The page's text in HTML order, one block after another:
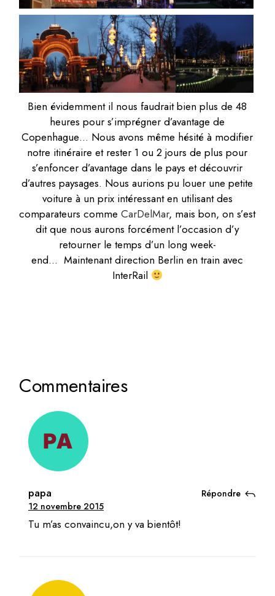
Bien évidemment il nous faudrait bien plus de 48
heures pour s’imprégner d’avantage de
Copenhague… Nous avons même hésité à modifier
notre itinéraire et rester 1 ou 2 jours de plus pour
s’enfoncer d’avantage dans le pays et découvrir
d’autres paysages. Nous aurions pu louer une petite
voiture à un prix intéressant en utilisant des
comparateurs commeCarDelMar, mais bon, on s’est
dit que nous aurons forcément l’occasion d’y
retourner le temps d’un long week-
end… Maintenant direction Berlin en train avec
InterRail
Commentaires
papa
12 novembre 2015
Tu m’as convaincu,on y va bientôt!
Répondre